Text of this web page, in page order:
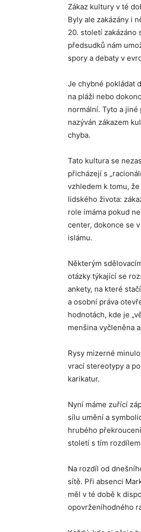
Zákaz kultury v té
Byly ale zakázány i
20. století zakázáno
předsudků nám
spory a debaty v
Je chybné pokládat
na pláži nebo
normální. Tyto a
nazýván zákazem
chyba.
Tato kultura se
přicházejí s
vzhledem k tomu,
lidského života:
role imáma pokud
center, dokonce se
islámu.
Některým
otázky týkající se
ankety, na které
a osobní práva
hodnotách, kde je
menšina vyčleněna
Rysy mizerné
vrací stereotypy a
karikatur.
Nyní máme zuřící
sílu umění a
hrubého
století s tím
Na rozdíl od
sítě. Při absenci
měl v té době k
opovrženíhodného